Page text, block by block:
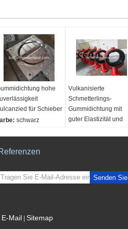
hohe
für Schieber
schwarz
60℃~250℃
Vulkanisierte
Schmetterlings-
Gummidichtung mit
guter Elastizität und
Produktname:
Gummidichtung
Senden Sie
E-Mail Sitemap